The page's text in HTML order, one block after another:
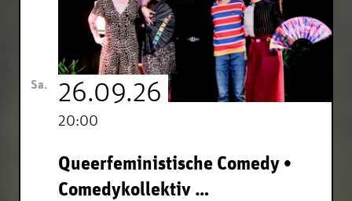
Sa. 26.09.26
20:00
Queerfeministische Comedy •
Comedykollektiv …